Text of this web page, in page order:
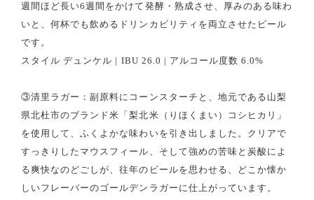
週間ほど長い6週間をかけて発酵・熟成させ、厚みのある味わ
いと、何杯でも飲めるドリンカビリティを両立させたビール
です。
スタイル デュンケル | IBU 26.0 | アルコール度数 6.0%
③清里ラガー：副原料にコーンスターチと、地元である山梨
県北杜市のブランド米「梨北米（りほくまい）コシヒカリ」
を使用して、ふくよかな味わいを引き出しました。クリアで
すっきりしたマウスフィール、そして強めの苦味と炭酸によ
る爽快なのどごしが、往年のビールを思わせる、どこか懐か
しいフレーバーのゴールデンラガーに仕上がっています。